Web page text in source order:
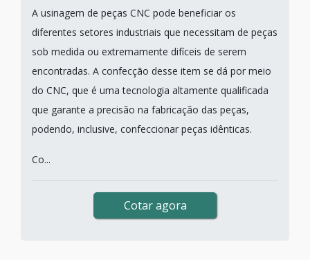
A usinagem de peças CNC pode beneficiar os
diferentes setores industriais que necessitam de peças
sob medida ou extremamente difíceis de serem
encontradas. A confecção desse item se dá por meio
do CNC, que é uma tecnologia altamente qualificada
que garante a precisão na fabricação das peças,
podendo, inclusive, confeccionar peças idênticas.
Co...
Cotar agora